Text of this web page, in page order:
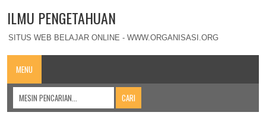
ILMU PENGETAHUAN
SITUS WEB BELAJAR ONLINE - WWW.ORGANISASI.ORG
MENU